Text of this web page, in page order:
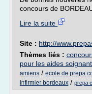
concours de
Lire la suite
Site : http://
Thèmes liés :
pour les aides
amiens / ecole de prepa
infirmier bordeaux / prepa